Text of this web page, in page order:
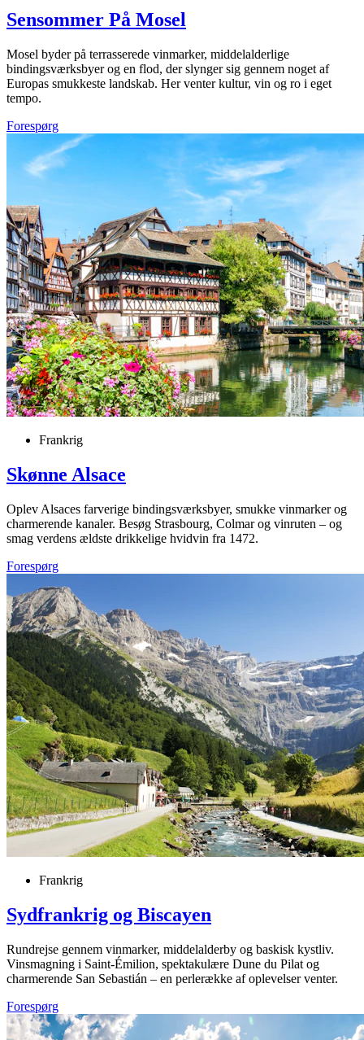
Sensommer På Mosel
Mosel byder på terrasserede vinmarker, middelalderlige
bindingsværksbyer og en flod, der slynger sig gennem noget af
Europas smukkeste landskab. Her venter kultur, vin og ro i eget
tempo.
Forespørg
Frankrig
Skønne Alsace
Oplev Alsaces farverige bindingsværksbyer, smukke vinmarker og
charmerende kanaler. Besøg Strasbourg, Colmar og vinruten – og
smag verdens ældste drikkelige hvidvin fra 1472.
Forespørg
Frankrig
Sydfrankrig og Biscayen
Rundrejse gennem vinmarker, middelalderby og baskisk kystliv.
Vinsmagning i Saint-Émilion, spektakulære Dune du Pilat og
charmerende San Sebastián – en perlerække af oplevelser venter.
Forespørg